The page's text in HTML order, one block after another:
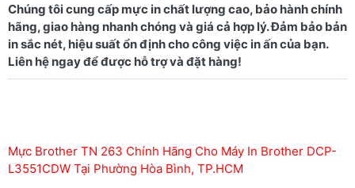
Chúng tôi cung cấp mực in chất lượng cao, bảo hành chính
hãng, giao hàng nhanh chóng và giá cả hợp lý. Đảm bảo bản
in sắc nét, hiệu suất ổn định cho công việc in ấn của bạn.
Mực Brother TN 263 Chính Hãng Cho Máy In Brother DCP-
L3551CDW Tại Phường Hòa Bình, TP.HCM